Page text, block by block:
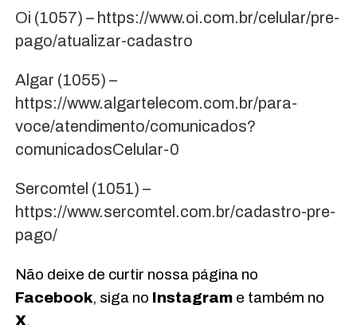
Oi (1057) – https://www.oi.com.br/celular/pre-
pago/atualizar-cadastro
Algar (1055) –
https://www.algartelecom.com.br/para-
voce/atendimento/comunicados?
comunicadosCelular-0
Sercomtel (1051) –
https://www.sercomtel.com.br/cadastro-pre-
pago/
Não deixe de curtir nossa página no
Facebook, siga no Instagrame também no
X.